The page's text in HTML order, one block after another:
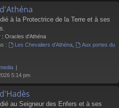
à la Protectrice de la Terre et à ses
: Oracles d'Athéna
:
Les Chevaliers d'Athéna,
Aux portes du
5:14 pm
au Seigneur des Enfers et à ses